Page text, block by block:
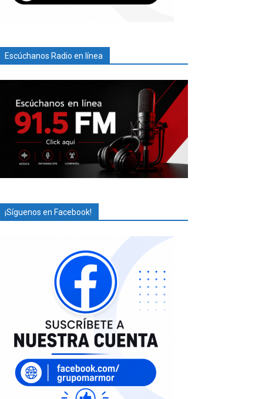
Escúchanos Radio en línea
¡Síguenos en Facebook!